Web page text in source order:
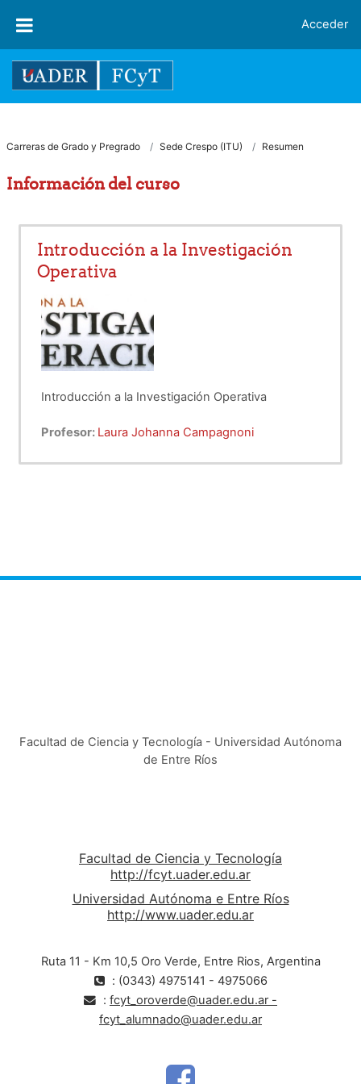
Acceder
Carreras de Grado y Pregrado Sede Crespo (ITU) Resumen
Información del curso
Introducción a la Investigación
Operativa
Introducción a la Investigación Operativa
Profesor: Laura Johanna Campagnoni
Facultad de Ciencia y Tecnología - Universidad Autónoma
de Entre Ríos
Facultad de Ciencia y Tecnología
http://fcyt.uader.edu.ar
Universidad Autónoma e Entre Ríos
http://www.uader.edu.ar
Ruta 11 - Km 10,5 Oro Verde, Entre Rios, Argentina
: (0343) 4975141 - 4975066
: fcyt_oroverde@uader.edu.ar -
fcyt_alumnado@uader.edu.ar